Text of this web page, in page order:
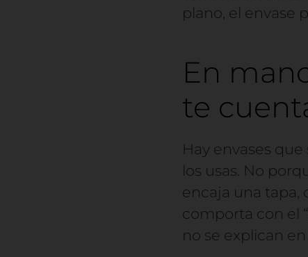
plano, el envase
En
te
Hay envases
los usas. No
encaja una tapa,
comporta con el
no se explican